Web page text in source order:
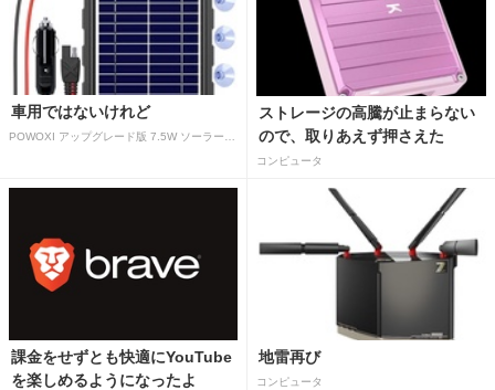
車用ではないけれど
ストレージの高騰が止まらない
ので、取りあえず押さえた
コンピュータ
課金をせずとも快適にYouTube
を楽しめるようになったよ
地雷再び
コンピュータ